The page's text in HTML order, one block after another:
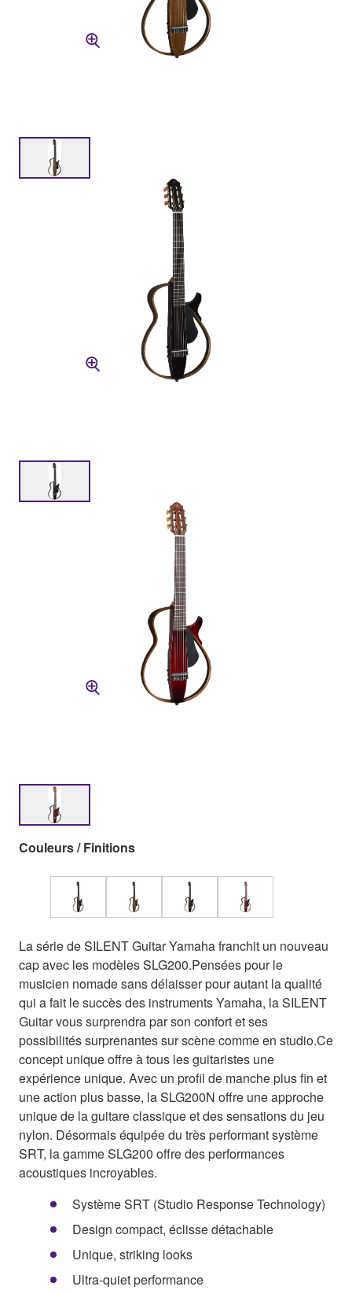
Couleurs / Finitions
La série de SILENT Guitar Yamaha franchit un nouveau
cap avec les modèles SLG200.Pensées pour le
musicien nomade sans délaisser pour autant la qualité
qui a fait le succès des instruments Yamaha, la SILENT
Guitar vous surprendra par son confort et ses
possibilités surprenantes sur scène comme en studio.Ce
concept unique offre à tous les guitaristes une
expérience unique. Avec un profil de manche plus fin et
une action plus basse, la SLG200N offre une approche
unique de la guitare classique et des sensations du jeu
nylon. Désormais équipée du très performant système
SRT, la gamme SLG200 offre des performances
acoustiques incroyables.
Système SRT (Studio Response Technology)
Design compact, éclisse détachable
Unique, striking looks
Ultra-quiet performance